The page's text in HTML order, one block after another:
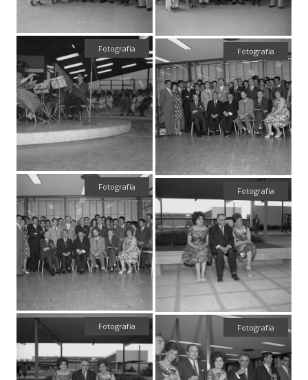
Fotografía Fotografía
Fotografía Fotografía
Fotografía Fotografía